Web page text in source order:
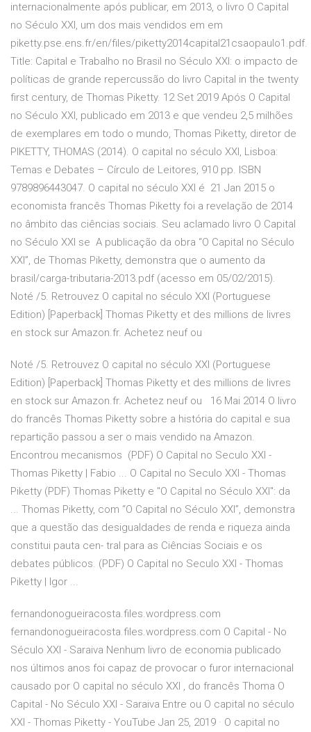
internacionalmente após publicar, em 2013, o livro O Capital
no Século XXI, um dos mais vendidos em em
piketty.pse.ens.fr/en/files/piketty2014capital21csaopaulo1.pdf.
Title: Capital e Trabalho no Brasil no Século XXI: o impacto de
políticas de grande repercussão do livro Capital in the twenty
first century, de Thomas Piketty. 12 Set 2019 Após O Capital
no Século XXI, publicado em 2013 e que vendeu 2,5 milhões
de exemplares em todo o mundo, Thomas Piketty, diretor de
PIKETTY, THOMAS (2014). O capital no século XXI, Lisboa:
Temas e Debates – Círculo de Leitores, 910 pp. ISBN
9789896443047. O capital no século XXI é 21 Jan 2015 o
economista francês Thomas Piketty foi a revelação de 2014
no âmbito das ciências sociais. Seu aclamado livro O Capital
no Século XXI se A publicação da obra “O Capital no Século
XXI”, de Thomas Piketty, demonstra que o aumento da
brasil/carga-tributaria-2013.pdf (acesso em 05/02/2015).
Noté /5. Retrouvez O capital no século XXI (Portuguese
Edition) [Paperback] Thomas Piketty et des millions de livres
en stock sur Amazon.fr. Achetez neuf ou
Noté /5. Retrouvez O capital no século XXI (Portuguese
Edition) [Paperback] Thomas Piketty et des millions de livres
en stock sur Amazon.fr. Achetez neuf ou 16 Mai 2014 O livro
do francês Thomas Piketty sobre a história do capital e sua
repartição passou a ser o mais vendido na Amazon.
Encontrou mecanismos (PDF) O Capital no Seculo XXI -
Thomas Piketty | Fabio ... O Capital no Seculo XXI - Thomas
Piketty (PDF) Thomas Piketty e "O Capital no Século XXI": da
... Thomas Piketty, com “O Capital no Século XXI”, demonstra
que a questão das desigualdades de renda e riqueza ainda
constitui pauta cen- tral para as Ciências Sociais e os
debates públicos. (PDF) O Capital no Seculo XXI - Thomas
Piketty | Igor ...
fernandonogueiracosta.files.wordpress.com
fernandonogueiracosta.files.wordpress.com O Capital - No
Século XXI - Saraiva Nenhum livro de economia publicado
nos últimos anos foi capaz de provocar o furor internacional
causado por O capital no século XXI , do francês Thoma O
Capital - No Século XXI - Saraiva Entre ou O capital no século
XXI - Thomas Piketty - YouTube Jan 25, 2019 · O capital no